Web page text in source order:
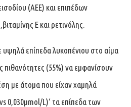
(ΑΕΕ) και επιπέδων
Ε και ρετινόλης.
επίπεδα λυκοπένιου στο αίμα
πιθανότητες (55%) να εμφανίσουν
με άτομα που είχαν χαμηλά
0,030μmol/L)‘ τα επίπεδα των